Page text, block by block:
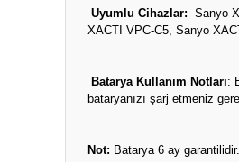
Uyumlu Cihazlar: Sanyo
XACTI VPC-C5, Sanyo
Batarya Kullanım Notları:
bataryanızı şarj etmeniz
Not: Batarya 6 ay